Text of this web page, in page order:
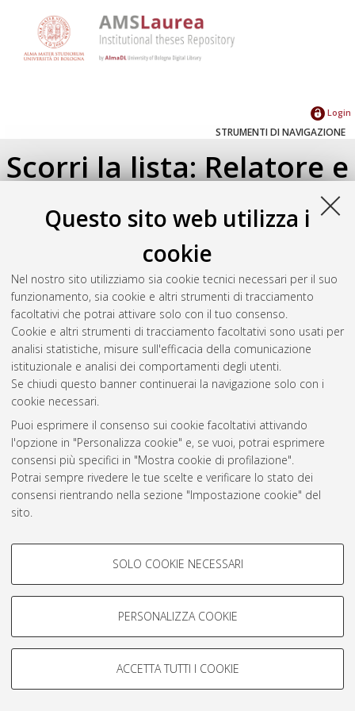
Questo sito web utilizza i
cookie
Nel nostro sito utilizziamo sia cookie tecnici necessari per il suo
funzionamento, sia cookie e altri strumenti di tracciamento
facoltativi che potrai attivare solo con il tuo consenso.
Cookie e altri strumenti di tracciamento facoltativi sono usati per
analisi statistiche, misure sull'efficacia della comunicazione
istituzionale e analisi dei comportamenti degli utenti.
Se chiudi questo banner continuerai la navigazione solo con i
cookie necessari.
Puoi esprimere il consenso sui cookie facoltativi attivando
l'opzione in "Personalizza cookie" e, se vuoi, potrai esprimere
consensi più specifici in "Mostra cookie di profilazione".
Potrai sempre rivedere le tue scelte e verificare lo stato dei
consensi rientrando nella sezione "Impostazione cookie" del
sito.
COOKIE DI PROFILAZIONE -
Si tratta di cookie utilizzati per analizzare le caratteristiche della
navigazione degli utenti, creare profili in base al loro comportamento
Mostra cookie di profilazione
COOKIE TECNICI - NECESSARI
SOLO COOKIE NECESSARI
PERSONALIZZA COOKIE
ACCETTA TUTTI I COOKIE
Login
STRUMENTI DI NAVIGAZIONE
Scorri la lista: Relatore e
Correlatore
Seleziona un valore dall'elenco sottostante.
2021(1)
Atom
Rss 1.0
Rss 2.0
AMS Laurea
Servizio implementato e gestito da AlmaDL
Impostazioni Cookie
© ALMA MATER STUDIORUM - Università di Bologna, 2007-2026.